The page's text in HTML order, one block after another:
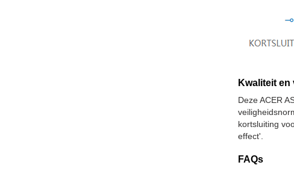
Kwaliteit
Deze ACER
kortsluiting
effect'.
FAQs